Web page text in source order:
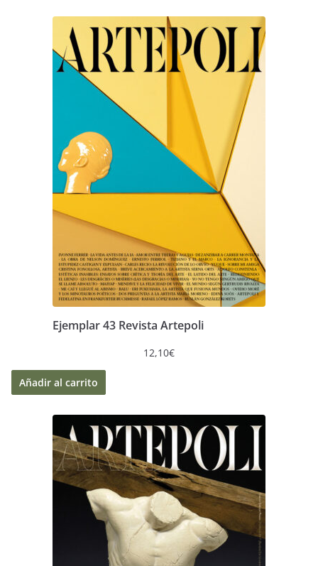
Ejemplar 43 Revista Artepoli
12,10€
Añadir al carrito